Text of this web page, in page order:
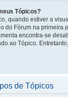
Tópicos?
quando estiver a
do Fórum na primeira
encontra-se
ao Tópico.
de Tópicos